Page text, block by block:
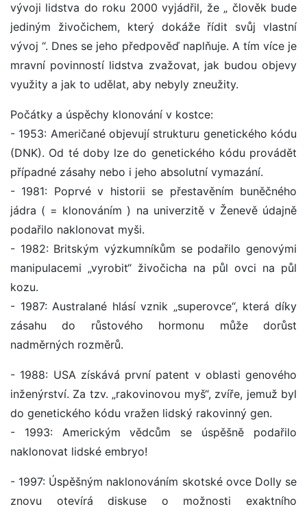
vývoji lidstva do roku 2000 vyjádřil, že „ člověk bude
jediným živočichem, který dokáže řídit svůj vlastní
vývoj “. Dnes se jeho předpověď naplňuje. A tím více je
mravní povinností lidstva zvažovat, jak budou objevy
využity a jak to udělat, aby nebyly zneužity.
Počátky a úspěchy klonování v kostce:
- 1953: Američané objevují strukturu genetického kódu
(DNK). Od té doby lze do genetického kódu provádět
případné zásahy nebo i jeho absolutní vymazání.
- 1981: Poprvé v historii se přestavěním buněčného
jádra ( = klonováním ) na univerzitě v Ženevě údajně
podařilo naklonovat myši.
- 1982: Britským výzkumníkům se podařilo genovými
manipulacemi „vyrobit“ živočicha na půl ovci na půl
kozu.
- 1987: Australané hlásí vznik „superovce“, která díky
zásahu do růstového hormonu může dorůst
nadměrných rozměrů.
- 1988: USA získává první patent v oblasti genového
inženýrství. Za tzv. „rakovinovou myš“, zvíře, jemuž byl
do genetického kódu vražen lidský rakovinný gen.
- 1993: Americkým vědcům se úspěšně podařilo
naklonovat lidské embryo!
- 1997: Úspěšným naklonováním skotské ovce Dolly se
znovu otevírá diskuse o možnosti exaktního